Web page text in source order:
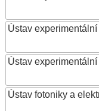
Ústav
Ústav
Ústav fotoniky a